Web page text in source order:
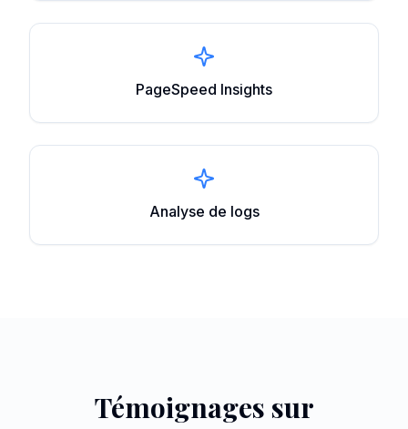
PageSpeed Insights
Analyse de logs
Témoignages sur